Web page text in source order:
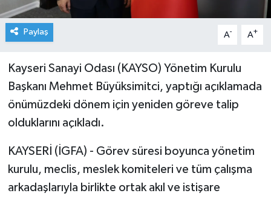
Paylaş A- A+
Kayseri Sanayi Odası (KAYSO) Yönetim Kurulu
Başkanı Mehmet Büyüksimitci, yaptığı açıklamada
önümüzdeki dönem için yeniden göreve talip
olduklarını açıkladı.
KAYSERİ (İGFA) - Görev süresi boyunca yönetim
kurulu, meclis, meslek komiteleri ve tüm çalışma
arkadaşlarıyla birlikte ortak akıl ve istişare